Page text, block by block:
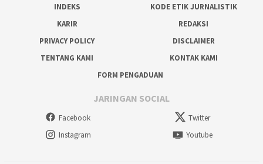
INDEKS
KODE ETIK JURNALISTIK
KARIR
REDAKSI
PRIVACY POLICY
DISCLAIMER
TENTANG KAMI
KONTAK KAMI
FORM PENGADUAN
JARINGAN SOCIAL
Facebook
Twitter
Instagram
Youtube